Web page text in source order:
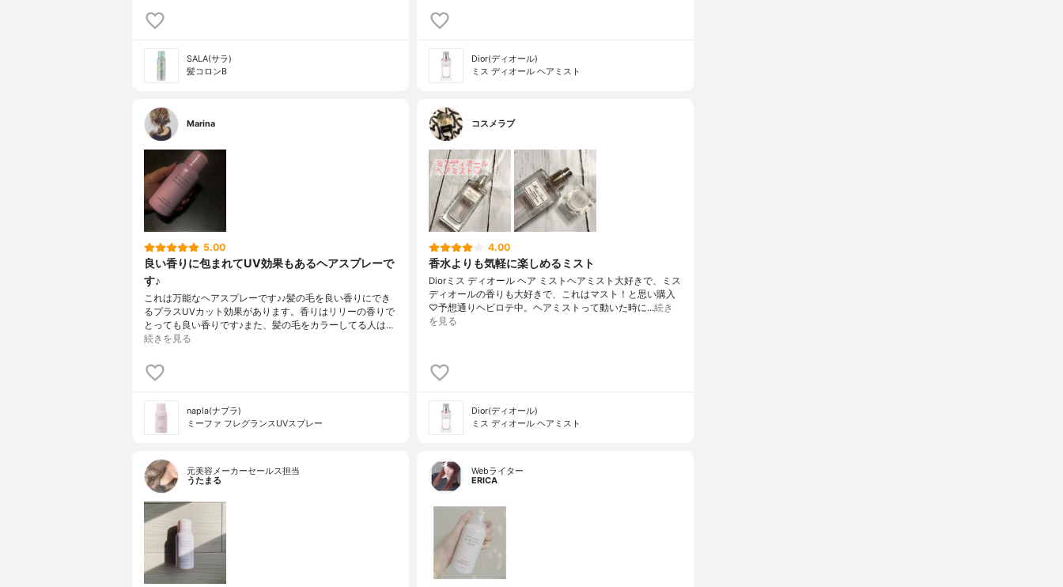
SALA(サラ)
髪コロンB
Dior(ディオール)
ミス ディオール ヘアミスト
Marina
5.00
良い香りに包まれてUV効果もあるヘアスプレーで
す♪
これは万能なヘアスプレーです♪♪髪の毛を良い香りにでき
るプラスUVカット効果があります。香りはリリーの香りで
とっても良い香りです♪また、髪の毛をカラーしてる人は…
続きを見る
napla(ナプラ)
ミーファ フレグランスUVスプレー
コスメラブ
4.00
香水よりも気軽に楽しめるミスト
Diorミス ディオール ヘア ミストヘアミスト大好きで、ミス
ディオールの香りも大好きで、これはマスト！と思い購入
♡予想通りヘビロテ中。ヘアミストって動いた時に…続き
を見る
Dior(ディオール)
ミス ディオール ヘアミスト
元美容メーカーセールス担当
うたまる
Webライター
ERICA